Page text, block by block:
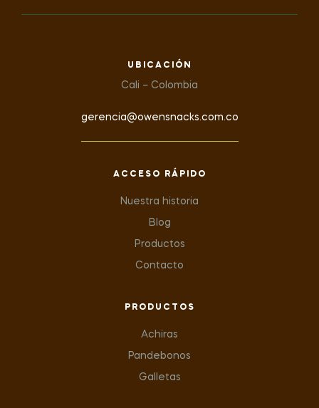
UBICACIÓN
Cali – Colombia
gerencia@owensnacks.com.co
ACCESO RÁPIDO
Nuestra historia
Blog
Productos
Contacto
PRODUCTOS
Achiras
Pandebonos
Galletas